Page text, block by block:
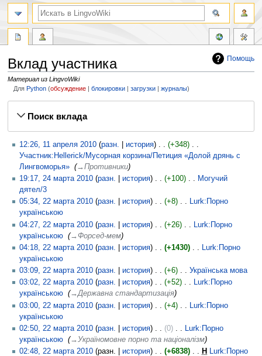
Помощь
Вклад участника
Материал из LingvoWiki
ДляPython обсуждение блокировки загрузки журналы
Поиск вклада
12:26, 11 апреля 2010 разн. история +348
Участник:Hellerick/Мусорная корзина/Петиция «Долой дрянь с
Лингвоморья»
→‎Противники
19:17, 24 марта 2010 разн. история +100
Могучий
дятел/3
05:34, 22 марта 2010 разн. история +8
Lurk:Порно
українською
04:27, 22 марта 2010 разн. история +26
Lurk:Порно
українською
→‎Форсед-мем
04:18, 22 марта 2010 разн. история +1430
Lurk:Порно
українською
03:09, 22 марта 2010 разн. история +6 Українська мова‎
03:02, 22 марта 2010 разн. история +52
Lurk:Порно
українською
→‎Державна стандартизація
03:00, 22 марта 2010 разн. история +4
Lurk:Порно
українською
02:50, 22 марта 2010 разн. история 0
Lurk:Порно
українською
→‎Україномовне порно та націоналізм
02:48, 22 марта 2010 разн. история +6838 Н Lurk:Порно